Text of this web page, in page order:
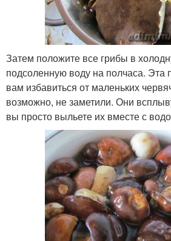
Затем положите все грибы в
подсоленную воду на полчаса. Эта
вам избавиться от маленьких
возможно, не заметили. Они
вы просто выльете их вместе с